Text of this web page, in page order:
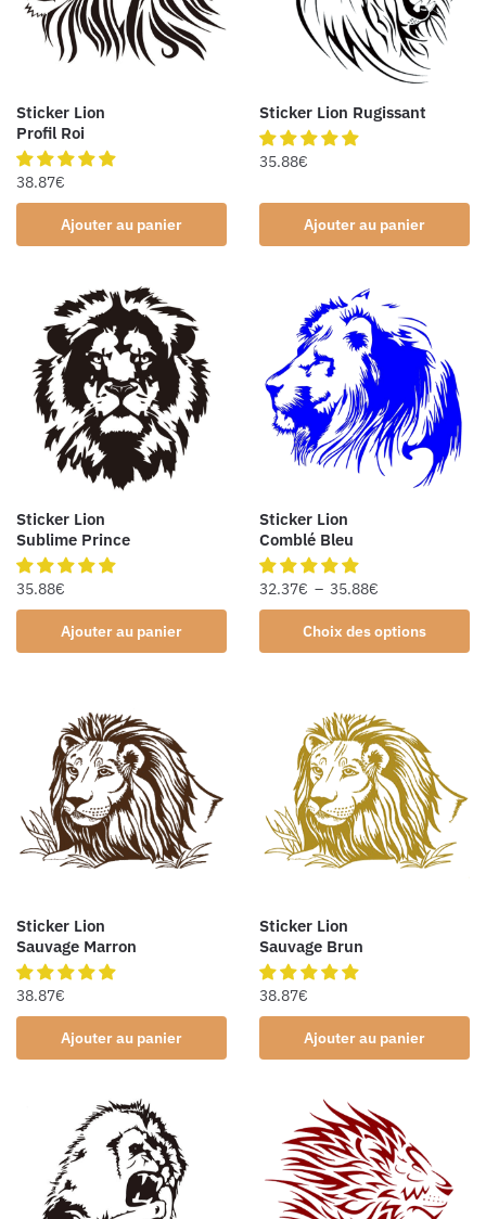
Sticker Lion
Profil Roi
38.87€
Ajouter au panier
Sticker Lion Rugissant
35.88€
Ajouter au panier
Sticker Lion
Sublime Prince
35.88€
Ajouter au panier
Sticker Lion
Comblé Bleu
32.37€ – 35.88€
Choix des options
Sticker Lion
Sauvage Marron
38.87€
Ajouter au panier
Sticker Lion
Sauvage Brun
38.87€
Ajouter au panier